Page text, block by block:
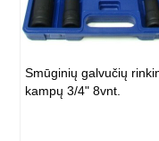
Smūginių galvučių
kampų 3/4" 8vnt.